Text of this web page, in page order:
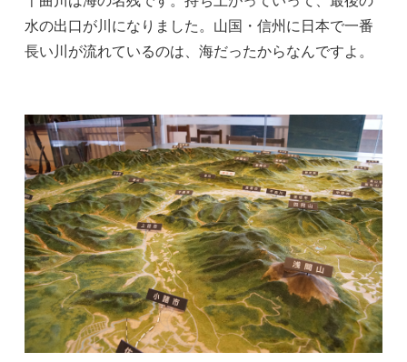
水の出口が川になりました。山国・信州に日本で一番
長い川が流れているのは、海だったからなんですよ。